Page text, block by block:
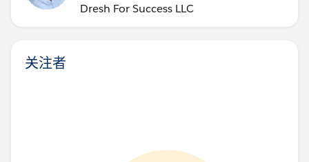
Dresh For Success LLC
关注者